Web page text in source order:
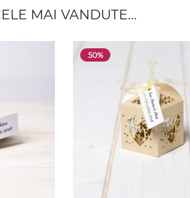
MAI VANDUTE...
50%